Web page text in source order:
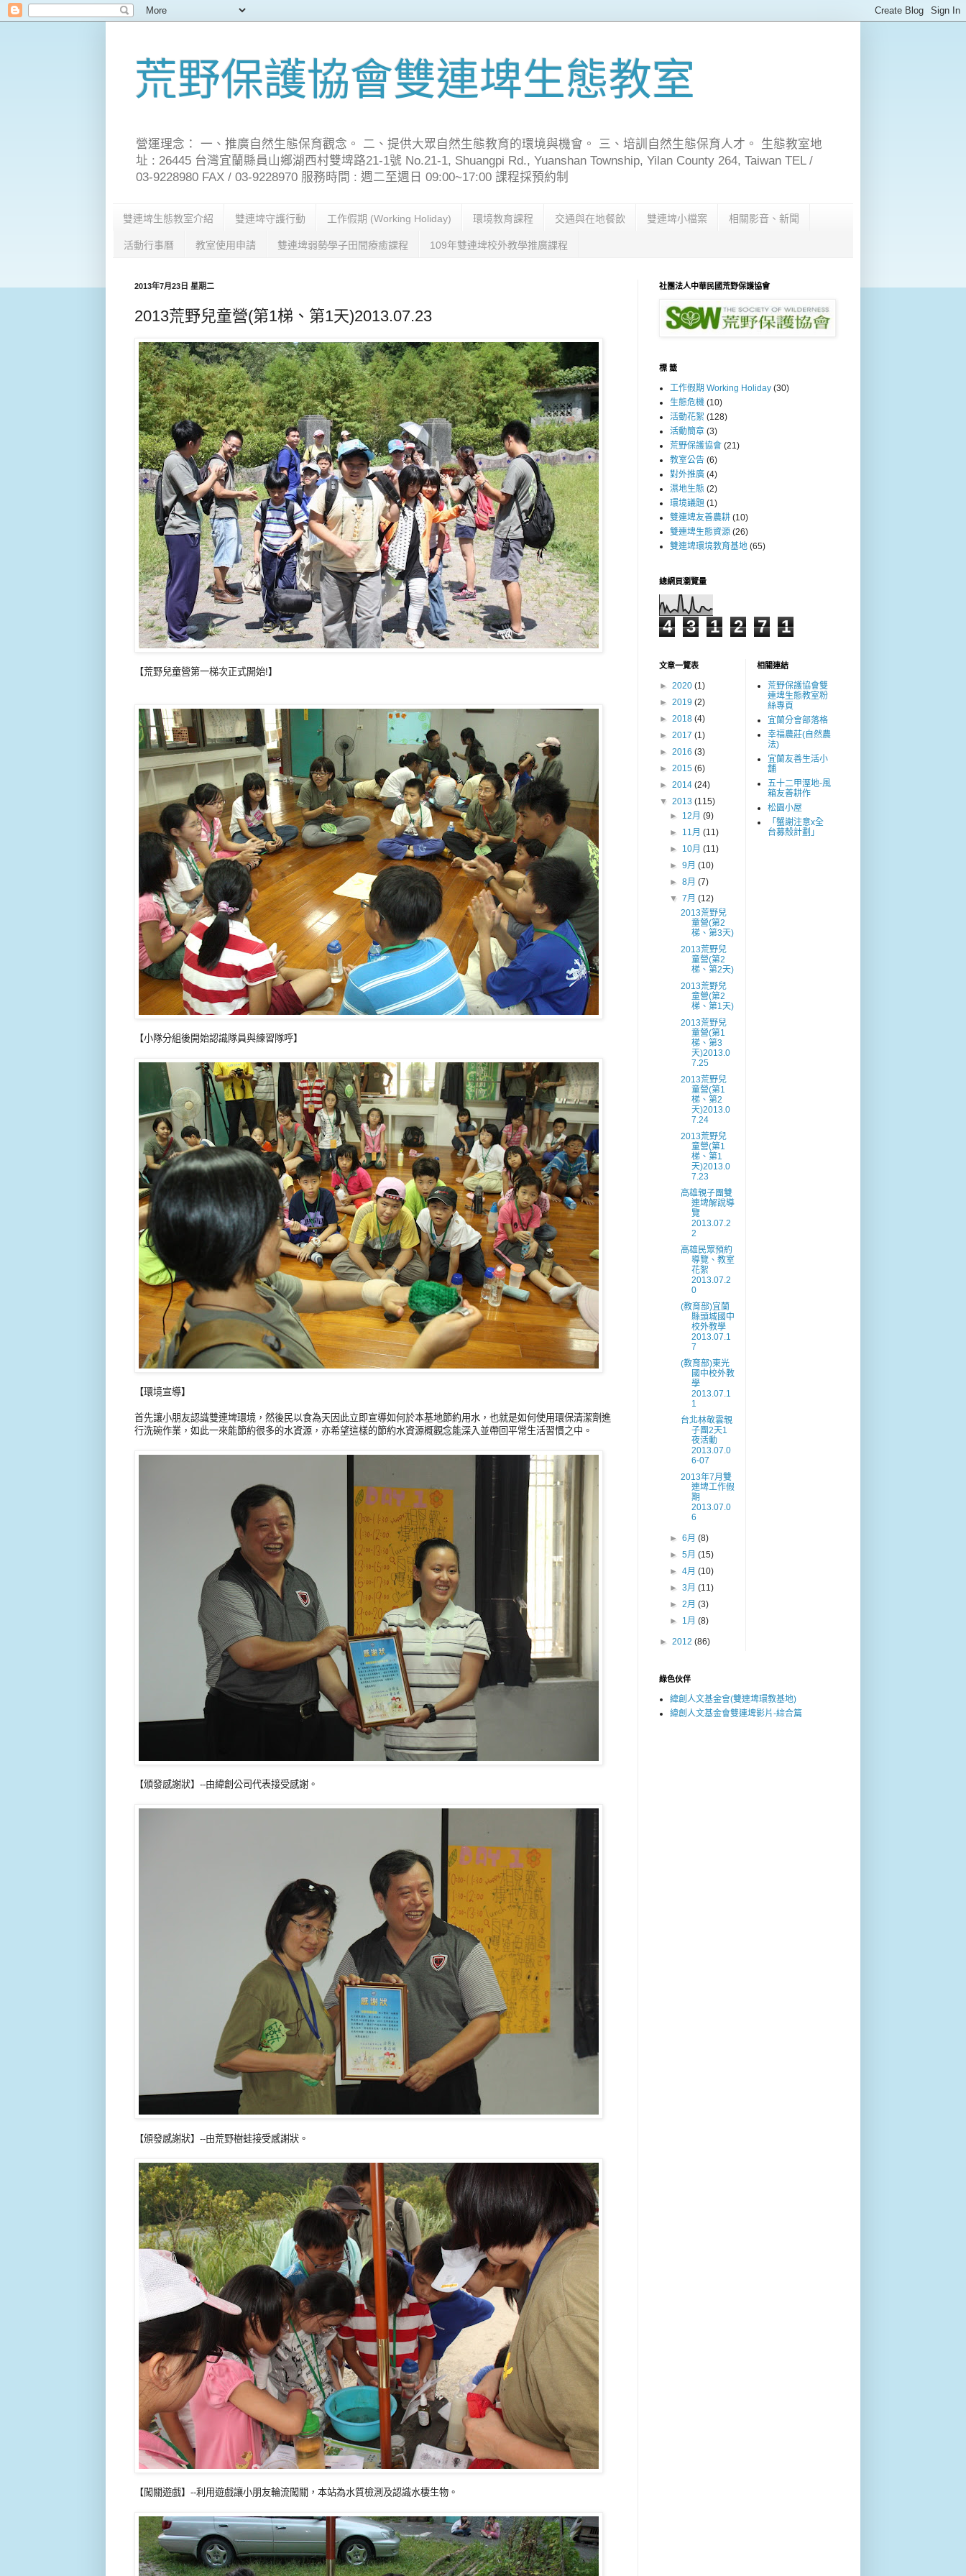
荒野保護協會雙連埤生態教室
營運理念： 一、推廣自然生態保育觀念。 二、提供大眾自然生態教育的環境與機會。 三、培訓自然生態保育人才。 生態教室地
址 : 26445 台灣宜蘭縣員山鄉湖西村雙埤路21-1號 No.21-1, Shuangpi Rd., Yuanshan Township, Yilan County 264, Taiwan TEL /
03-9228980 FAX / 03-9228970 服務時間 : 週二至週日 09:00~17:00 課程採預約制
雙連埤生態教室介紹 雙連埤守護行動 工作假期 (Working Holiday) 環境教育課程 交通與在地餐飲 雙連埤小檔案 相關影音、新聞
活動行事曆 教室使用申請 雙連埤弱勢學子田間療癒課程 109年雙連埤校外教學推廣課程
2013年7月23日 星期二
2013荒野兒童營(第1梯、第1天)2013.07.23
【荒野兒童營第一梯次正式開始!】
【小隊分組後開始認識隊員與練習隊呼】
【環境宣導】
首先讓小朋友認識雙連埤環境，然後民以食為天因此立即宣導如何於本基地節約用水，也就是如何使用環保清潔劑進
行洗碗作業，如此一來能節約很多的水資源，亦希望這樣的節約水資源概觀念能深入並帶回平常生活習慣之中。
【頒發感謝狀】--由緯創公司代表接受感謝。
【頒發感謝狀】--由荒野樹蛙接受感謝狀。
【闖關遊戲】--利用遊戲讓小朋友輪流闖關，本站為水質檢測及認識水棲生物。
社團法人中華民國荒野保護協會
標 籤
工作假期 Working Holiday (30)
生態危機 (10)
活動花絮 (128)
活動簡章 (3)
荒野保護協會 (21)
教室公告 (6)
對外推廣 (4)
濕地生態 (2)
環境議題 (1)
雙連埤友善農耕 (10)
雙連埤生態資源 (26)
雙連埤環境教育基地 (65)
總網頁瀏覽量
4 3 1 2 7 1
文章一覽表
► 2020 (1)
► 2019 (2)
► 2018 (4)
► 2017 (1)
► 2016 (3)
► 2015 (6)
► 2014 (24)
▼ 2013 (115)
► 12月(9)
► 11月(11)
► 10月(11)
►9月(10)
►8月(7)
▼7月(12)
2013荒野兒
童營(第2
梯、第3天)
2013荒野兒
童營(第2
梯、第2天)
2013荒野兒
童營(第2
梯、第1天)
2013荒野兒
童營(第1
梯、第3
天)2013.0
7.25
2013荒野兒
童營(第1
梯、第2
天)2013.0
7.24
2013荒野兒
童營(第1
梯、第1
天)2013.0
7.23
高雄親子團雙
連埤解說導
覽
2013.07.2
2
高雄民眾預約
導覽、教室
花絮
2013.07.2
0
(教育部)宜蘭
縣頭城國中
校外教學
2013.07.1
7
(教育部)東光
國中校外教
學
2013.07.1
1
台北林敬雲親
子團2天1
夜活動
2013.07.0
6-07
2013年7月雙
連埤工作假
期
2013.07.0
6
►6月(8)
►5月(15)
►4月(10)
►3月(11)
►2月(3)
► 1月(8)
► 2012 (86)
相關連結
荒野保護協會雙
連埤生態教室粉
絲專頁
宜蘭分會部落格
幸福農莊(自然農
法)
宜蘭友善生活小
舖
五十二甲溼地-風
箱友善耕作
松園小屋
「蟹謝注意x全
台募殼計劃」
綠色伙伴
緯創人文基金會(雙連埤環教基地)
緯創人文基金會雙連埤影片-綜合篇